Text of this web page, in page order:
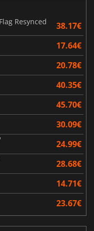
Resynced
38.17€
17.64€
20.78€
40.35€
45.70€
30.09€
24.99€
28.68€
14.71€
23.67€